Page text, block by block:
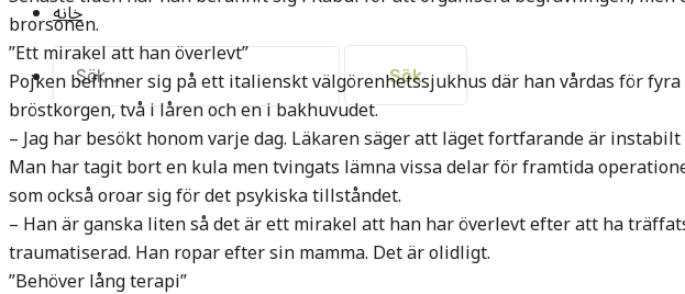
خانه
Sök
efter:
brorsonen.
”Ett mirakel att han överlevt”
Pojken befinner sig på ett italienskt välgörenhetssjukhus där han vårdas för
bröstkorgen, två i låren och en i bakhuvudet.
– Jag har besökt honom varje dag. Läkaren säger att läget fortfarande är
Man har tagit bort en kula men tvingats lämna vissa delar för framtida
som också oroar sig för det psykiska tillståndet.
– Han är ganska liten så det är ett mirakel att han har överlevt efter att ha
traumatiserad. Han ropar efter sin mamma. Det är olidligt.
”Behöver lång terapi”